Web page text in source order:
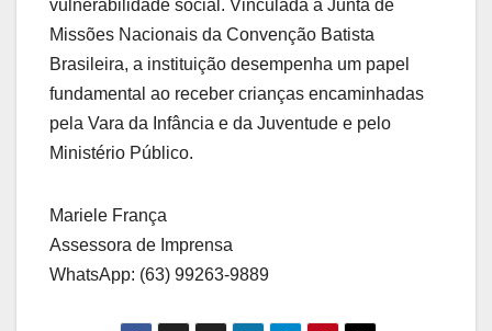
vulnerabilidade social. Vinculada à Junta de
Missões Nacionais da Convenção Batista
Brasileira, a instituição desempenha um papel
fundamental ao receber crianças encaminhadas
pela Vara da Infância e da Juventude e pelo
Ministério Público.
Mariele França
Assessora de Imprensa
WhatsApp: (63) 99263-9889